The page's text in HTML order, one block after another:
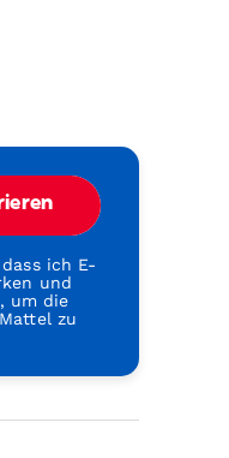
ich E-
und
um die
zu